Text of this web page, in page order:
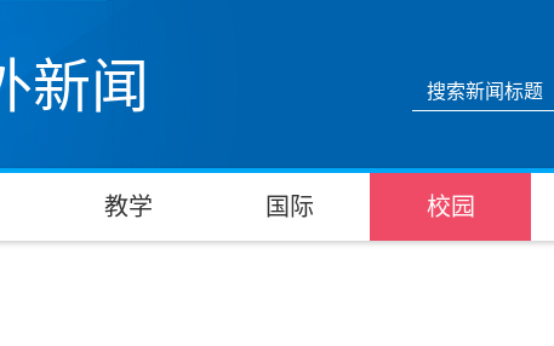
新闻
教学 国际 校园